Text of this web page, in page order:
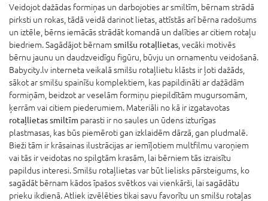
Veidojot dažādas formiņas un darbojoties ar smiltīm, bērnam strādā
pirksti un rokas, tādā veidā darinot lietas, attīstās arī bērna radošums
un iztēle, bērns iemācās strādāt komandā un dalīties ar citiem rotaļu
biedriem. Sagādājot bērnam smilšu rotaļlietas , vecāki motivēs
bērnu jaunu un daudzveidīgu figūru, būvju un ornamentu veidošanā.
Babycity.lv interneta veikalā smilšu rotaļlietu klāsts ir ļoti dažāds,
sākot ar smilšu spainīšu komplektiem, kas papildināti ar dažādām
formiņām, beidzot ar veselām formiņu piepildītām mugursomām,
ķerrām vai citiem piederumiem. Materiāli no kā ir izgatavotas
rotaļlietas smiltīm parasti ir no saules un ūdens izturīgas
plastmasas, kas būs piemēroti gan izklaidēm dārzā, gan pludmalē.
Bieži tām ir krāsainas ilustrācijas ar iemīļotiem multfilmu varoņiem
vai tās ir veidotas no spilgtām krasām, lai bērniem tās izraisītu
papildus interesi. Smilšu rotaļlietas var būt lielisks pārsteigums, ko
sagādāt bērnam kādos īpašos svētkos vai vienkārši, lai sagādātu
prieku ikdienā. Atliek izvēlēties tikai savu favorītu un smilšu rotaļas